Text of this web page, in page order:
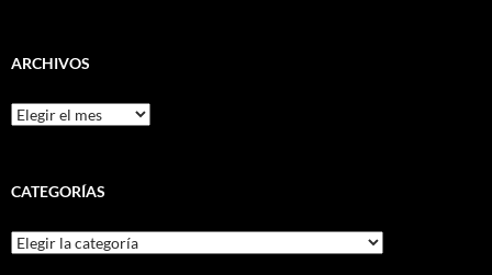
ARCHIVOS
Archivos
CATEGORÍAS
Categorías